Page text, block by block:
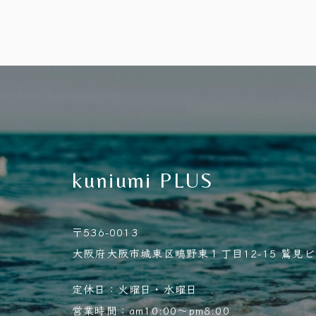
kuniumi PLUS
〒536-0013
大阪府大阪市城東区鴫野東１丁目12-15 鷲見
定休日：火曜日・水曜日
営業時間：am10:00～pm8:00